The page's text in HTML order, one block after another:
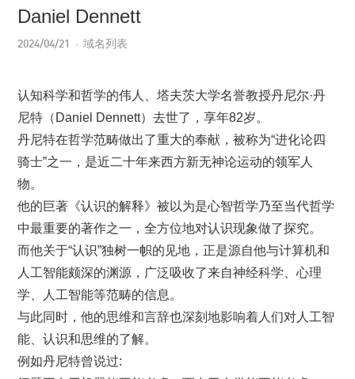
Daniel Dennett
2024/04/21 域名列表
认知科学和哲学的伟人、塔夫茨大学名誉教授丹尼尔·丹
尼特（Daniel Dennett）去世了，享年82岁。
丹尼特在哲学范畴做出了重大的奉献，被称为“进化论四
骑士”之一，是近二十年来西方新无神论运动的领军人
物。
他的巨著《认识的解释》被以为是心智哲学乃至当代哲学
中最重要的著作之一，全方位地对认识现象做了探究。
而他关于“认识”独树一帜的见地，正是源自他与计算机和
人工智能颇深的渊源，广泛吸收了来自神经科学、心理
学、人工智能等范畴的信息。
与此同时，他的思维和言辞也深刻地影响着人们对人工智
能、认识和思维的了解。
例如丹尼特曾说过: